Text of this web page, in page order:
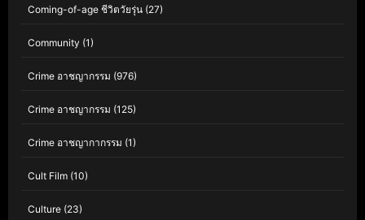
Coming-of-age ชีวิตวัยรุ่น (27)
Community (1)
Crime อาชญากรรม (976)
Crime อาชญากรรม (125)
Crime อาชญากากรรม (1)
Cult Film (10)
Culture (23)